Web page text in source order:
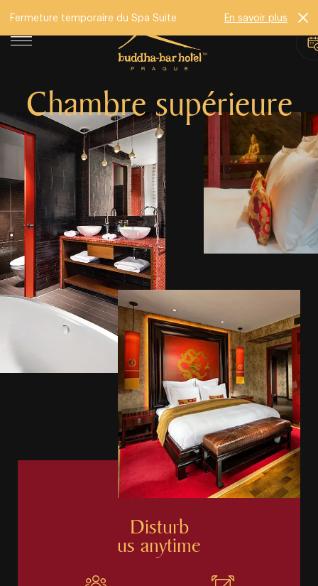
Chambre supérieure
Disturb
us anytime
Fermeture temporaire du Spa Suite En savoir plus